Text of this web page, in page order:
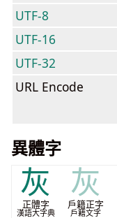
UTF-8
UTF-16
UTF-32
URL Encode
異體字
灰
正體字
漢語大字典
灰
戶籍正字
戶籍文字